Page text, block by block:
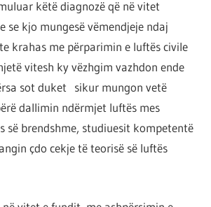
këtë diagnozë që në vitet
se kjo mungesë vëmendjeje ndaj
krahas me përparimin e luftës civile
vitesh ky vëzhgim vazhdon ende
sot duket sikur mungon vetë
dallimin ndërmjet luftës mes
së brendshme, studiuesit kompetentë
çdo cekje të teorisë së luftës